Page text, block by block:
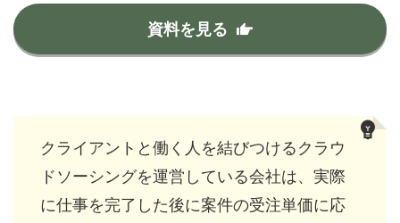
資料を見る
クライアントと働く人を結びつけるクラウ
ドソーシングを運営している会社は、実際
に仕事を完了した後に案件の受注単価に応